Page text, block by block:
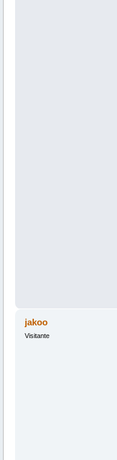
jakoo
Visitante